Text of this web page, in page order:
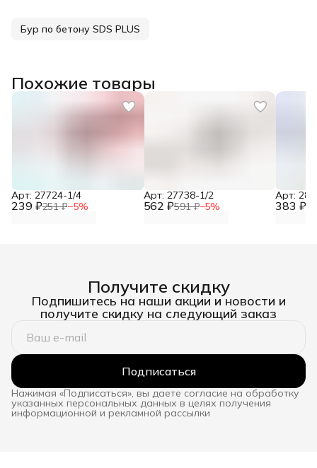
Бур по бетону SDS PLUS
Похожие товары
239 ₽251 ₽−5%
Арт: 27724-1/4
562 ₽591 ₽−5%
Арт: 27738-1/2
383 ₽
Арт:
Получите скидку
Подпишитесь на наши акции и новости и
получите скидку на следующий заказ
Подписаться
Нажимая «Подписаться», вы даете согласие на обработку
указанных персональных данных в целях получения
информационной и рекламной рассылки